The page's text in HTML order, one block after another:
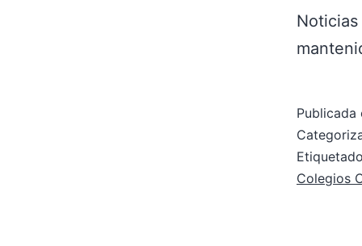
Colegios